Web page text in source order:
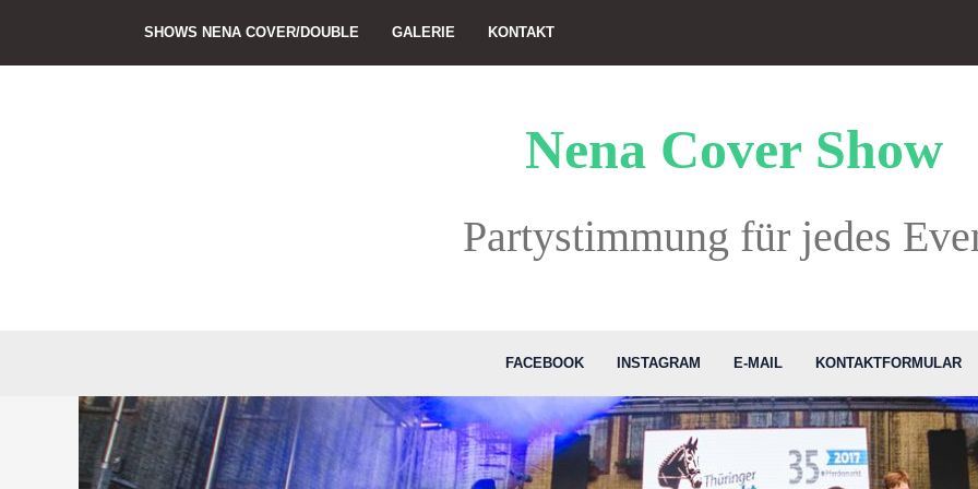
content
SHOWS NENA COVER/DOUBLE GALERIE KONTAKT
Nena Cover Show
Partystimmung für jedes
FACEBOOK INSTAGRAM E-MAIL KONTAKTFORMULAR